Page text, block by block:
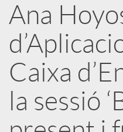
b
l
i
Ana
Caixa
la sessió